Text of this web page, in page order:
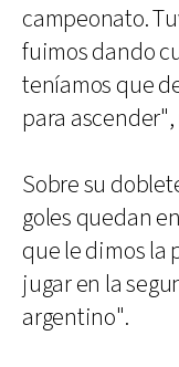
campeonato.
fuimos dando
teníamos que
para
Sobre su
goles quedan
que le dimos la
jugar en la
argentino".